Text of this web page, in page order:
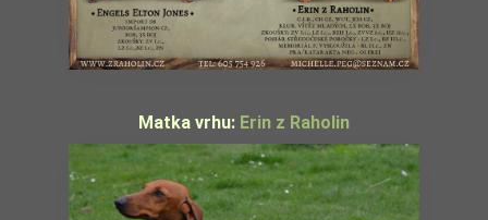
Matka vrhu: Erin z Raholin